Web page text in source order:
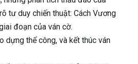
tư duy chiến thuật: Cách Vương
đoạn của ván cờ.
dựng thế công, và kết thúc ván